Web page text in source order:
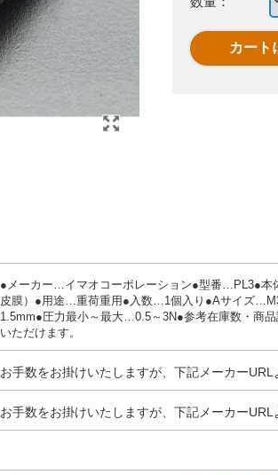
●メーカー…イマオコーポレーション●型番…PL3●本
皮膜）●用途…重荷重用●入数…1個入り●Aサイズ
1.5mm●圧力最小～最大…0.5～3N●参考在庫数・商
いただけます。
お手数をお掛けいたしますが、下記メーカーURL
お手数をお掛けいたしますが、下記メーカーURL